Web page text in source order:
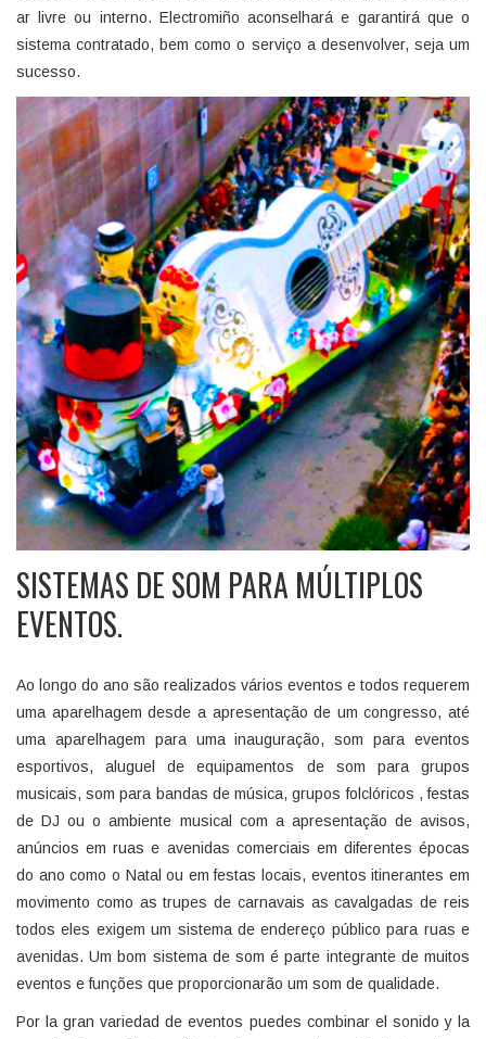
ar livre ou interno. Electromiño aconselhará e garantirá que o
sistema contratado, bem como o serviço a desenvolver, seja um
sucesso.
SISTEMAS DE SOM PARA MÚLTIPLOS
EVENTOS.
Ao longo do ano são realizados vários eventos e todos requerem
uma aparelhagem desde a apresentação de um congresso, até
uma aparelhagem para uma inauguração, som para eventos
esportivos, aluguel de equipamentos de som para grupos
musicais, som para bandas de música, grupos folclóricos , festas
de DJ ou o ambiente musical com a apresentação de avisos,
anúncios em ruas e avenidas comerciais em diferentes épocas
do ano como o Natal ou em festas locais, eventos itinerantes em
movimento como as trupes de carnavais as cavalgadas de reis
todos eles exigem um sistema de endereço público para ruas e
avenidas. Um bom sistema de som é parte integrante de muitos
eventos e funções que proporcionarão um som de qualidade.
Por la gran variedad de eventos puedes combinar el sonido y la